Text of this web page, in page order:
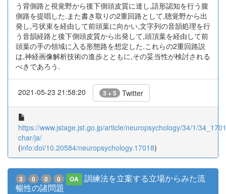
う背側路と視覚野から後下側頭皮質に達し,語形認知を行う腹
側路を提唱した.また書き取りの2重回路として,聴覚野から出
発し,弓状束を経由して前頭葉に向かい,文字列の音韻処理を行
う音韻経路と後下側頭皮質から出発して,頭頂葉を経由して前
頭葉の手の領域に入る形態路を想定した.これらの2重回路説
は,神経画像解析技術の進歩とともに,その妥当性が検討される
べきであろう.
2021-05-23 21:58:20 3 + 5 Twitter
https://www.jstage.jst.go.jp/article/neuropsychology/34/1/
char/ja/
(info:doi/10.20584/neuropsychology.17018)
3 0 0 0 OA
訓練法を立案する立場からみた流
暢性の諸問題